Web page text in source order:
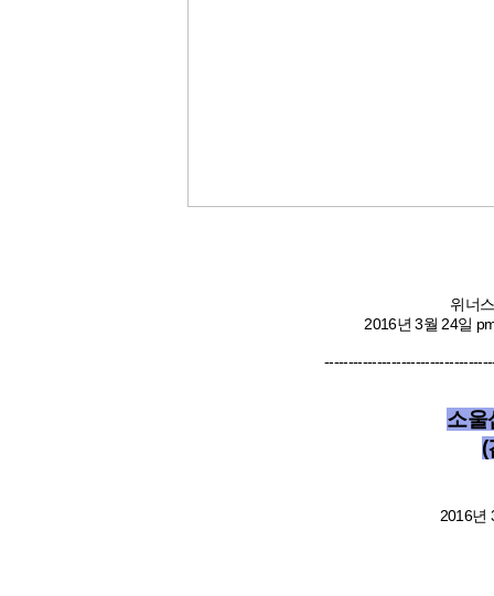
위너
2016년 3월 24일
소울
(
2016년